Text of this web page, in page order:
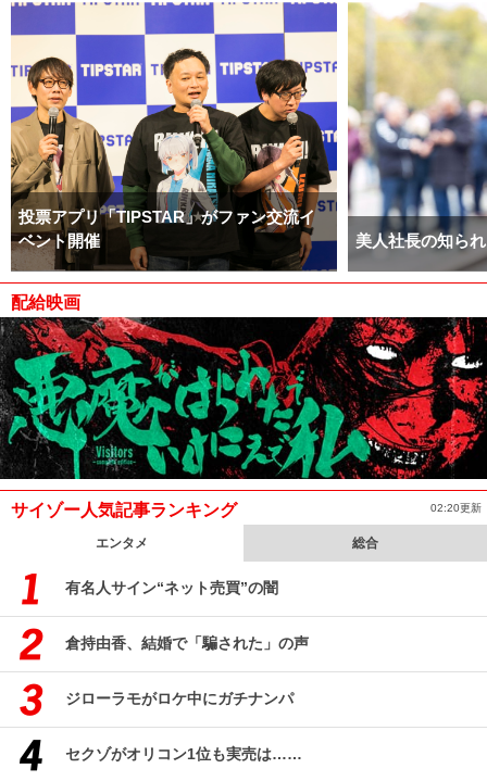
投票アプリ「TIPSTAR」がファン交流イ
ベント開催
美人社長の知ら
配給映画
サイゾー人気記事ランキング 02:20更新
エンタメ 総合
有名人サイン“ネット売買”の闇
倉持由香、結婚で「騙された」の声
ジローラモがロケ中にガチナンパ
セクゾがオリコン1位も実売は……